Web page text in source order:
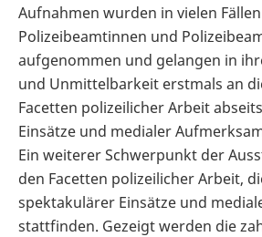
Aufnahmen wurden in vielen
Polizeibeamtinnen und
aufgenommen und gelangen in
und Unmittelbarkeit erstmals an
Facetten polizeilicher Arbeit
Einsätze und medialer
Ein weiterer Schwerpunkt der
den Facetten polizeilicher Arbeit,
spektakulärer Einsätze und
stattfinden. Gezeigt werden die